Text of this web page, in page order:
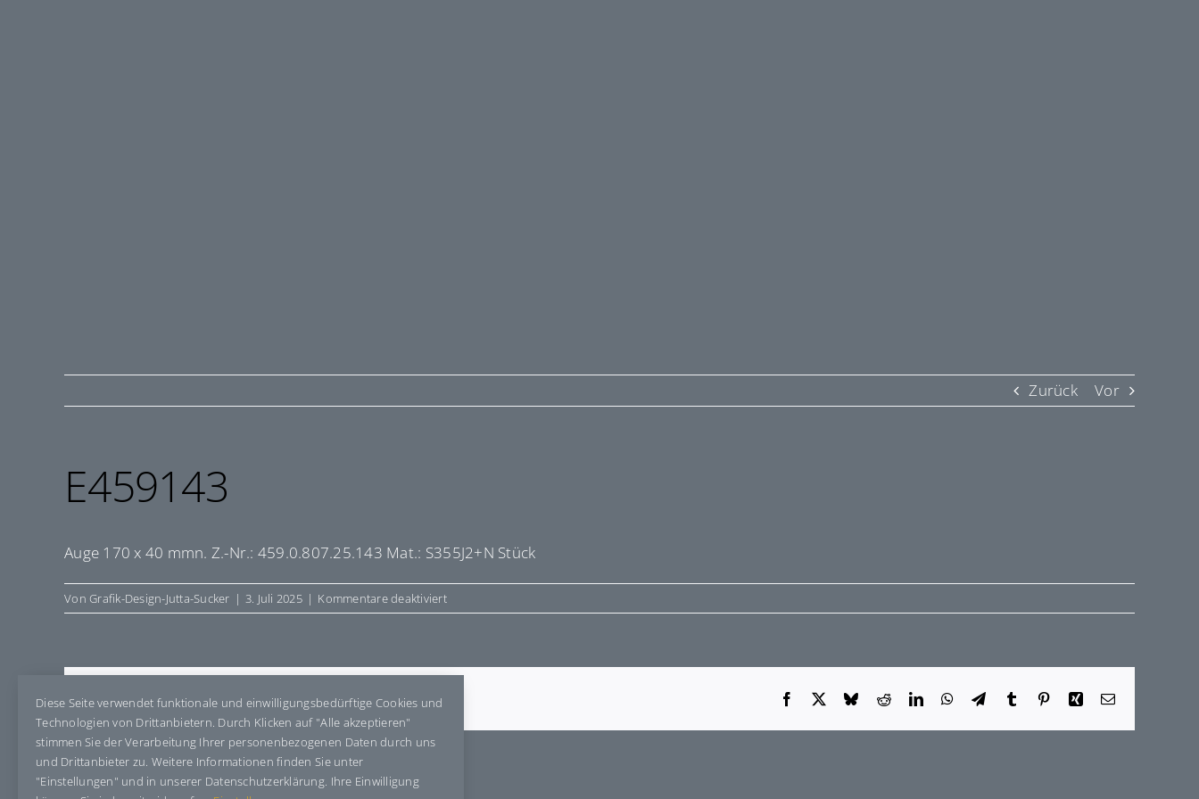
Zurück Vor
E459143
Auge 170 x 40 mmn. Z.-Nr.: 459.0.807.25.143 Mat.: S355J2+N Stück
VonGrafik-Design-Jutta-Sucker | 3. Juli 2025 | Kommentare deaktiviertfür
E459143
Share This Story, Choose Your Platform! Facebook BlueskyRedditLinkedInWhatsApp
TelegramTumblr PinterestXing E-
Diese Seite verwendet funktionale und einwilligungsbedürftige Cookies und
Technologien von Drittanbietern. Durch Klicken auf "Alle akzeptieren"
stimmen Sie der Verarbeitung Ihrer personenbezogenen Daten durch uns
und Drittanbieter zu. Weitere Informationen finden Sie unter
"Einstellungen" und in unserer Datenschutzerklärung. Ihre Einwilligung